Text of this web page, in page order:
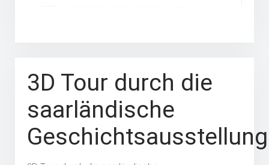
3D Tour durch die
saarländische
Geschichtsausstellung